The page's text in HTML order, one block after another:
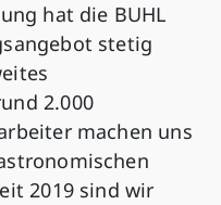
hat die BUHL
stetig
2.000
machen uns
2019 sind wir